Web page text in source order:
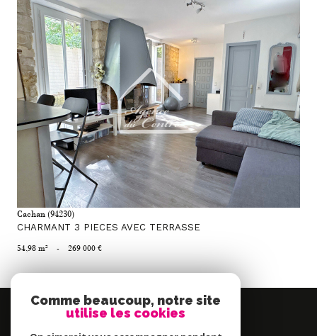
voir le bien
Cachan (94230)
CHARMANT 3 PIECES AVEC TERRASSE
54,98 m² - 269 000 €
Se
Comme beaucoup, notre site
utilise les cookies